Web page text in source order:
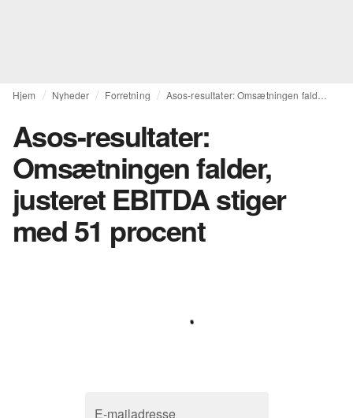
Hjem Nyheder Forretning
Asos-resultater:
Omsætningen falder,
justeret EBITDA stiger
med 51 procent
E-mailadresse